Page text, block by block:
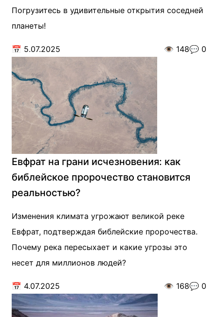
Погрузитесь в удивительные открытия соседней
планеты!
📅 5.07.2025 👁️ 148💬 0
Евфрат на грани исчезновения: как
библейское пророчество становится
реальностью?
Изменения климата угрожают великой реке
Евфрат, подтверждая библейские пророчества.
Почему река пересыхает и какие угрозы это
несет для миллионов людей?
📅 4.07.2025 👁️ 168💬 0